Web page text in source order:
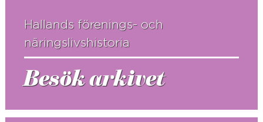
Hallands förenings- och
näringslivshistoria
Besök arkivet